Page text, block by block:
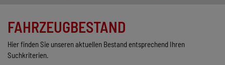
FAHRZEUGBESTAND
Hier finden Sie unseren aktuellen Bestand entsprechend Ihren
Suchkriterien.